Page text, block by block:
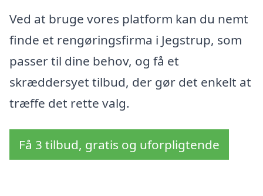
Ved at bruge vores platform kan du nemt
finde et rengøringsfirma i Jegstrup, som
passer til dine behov, og få et
skræddersyet tilbud, der gør det enkelt at
træffe det rette valg.
Få 3 tilbud, gratis og uforpligtende